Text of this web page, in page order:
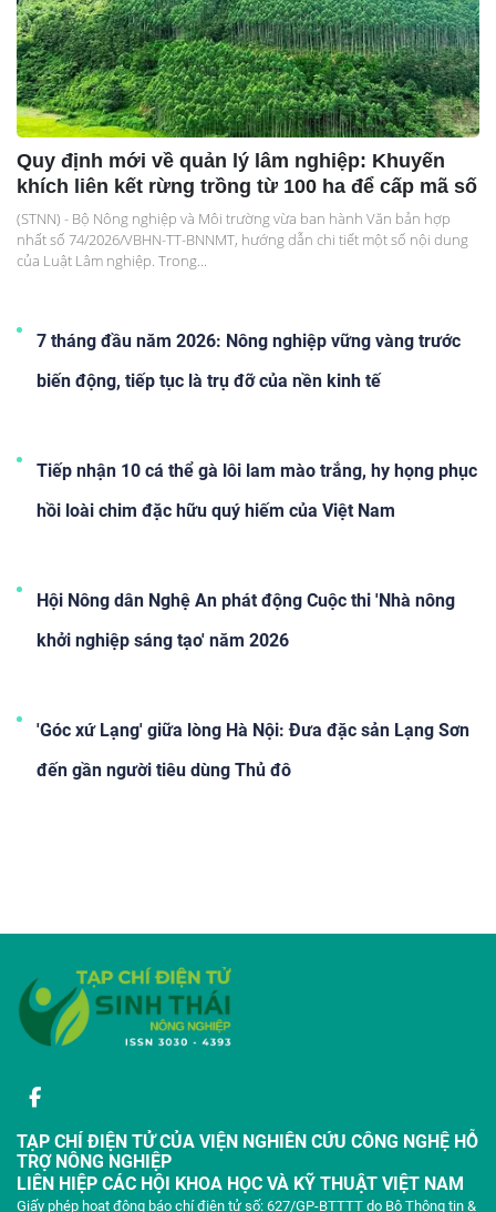
Quy định mới về quản lý lâm nghiệp: Khuyến
khích liên kết rừng trồng từ 100 ha để cấp mã số
(STNN) - Bộ Nông nghiệp và Môi trường vừa ban hành Văn bản hợp
nhất số 74/2026/VBHN-TT-BNNMT, hướng dẫn chi tiết một số nội dung
của Luật Lâm nghiệp. Trong...
7 tháng đầu năm 2026: Nông nghiệp vững vàng trước
biến động, tiếp tục là trụ đỡ của nền kinh tế
Tiếp nhận 10 cá thể gà lôi lam mào trắng, hy họng phục
hồi loài chim đặc hữu quý hiếm của Việt Nam
Hội Nông dân Nghệ An phát động Cuộc thi 'Nhà nông
khởi nghiệp sáng tạo' năm 2026
'Góc xứ Lạng' giữa lòng Hà Nội: Đưa đặc sản Lạng Sơn
đến gần người tiêu dùng Thủ đô
TẠP CHÍ ĐIỆN TỬ CỦA VIỆN NGHIÊN CỨU CÔNG NGHỆ HỖ
TRỢ NÔNG NGHIỆP
LIÊN HIỆP CÁC HỘI KHOA HỌC VÀ KỸ THUẬT VIỆT NAM
Giấy phép hoạt động báo chí điện tử số: 627/GP-BTTTT do Bộ Thông tin &